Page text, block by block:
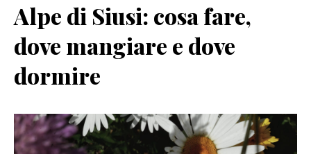
Alpe di Siusi: cosa fare,
dove mangiare e dove
dormire